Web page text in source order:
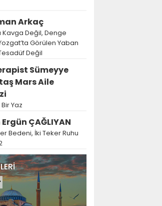
Arkaç
Değil, Denge
Görülen Yaban
Değil
Sümeyye
Mars Aile
Yaz
ÇAĞLIYAN
Bedeni, İki Teker Ruhu